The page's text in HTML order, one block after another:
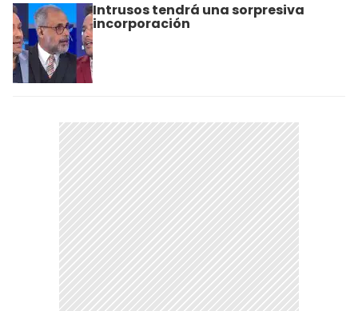
Intrusos tendrá una sorpresiva
incorporación